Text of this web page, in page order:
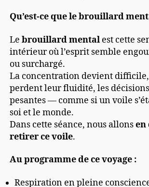
Qu’est-ce que le brouillard
Le brouillard mental est cette
intérieur où l’esprit semble
ou surchargé.
La concentration devient
perdent leur fluidité, les
pesantes — comme si un voile
soi et le monde.
Dans cette séance, nous allonsen
retirer ce voile.
Au programme de ce voyage :
Respiration en pleine